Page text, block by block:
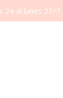
24 al lunes 27/7